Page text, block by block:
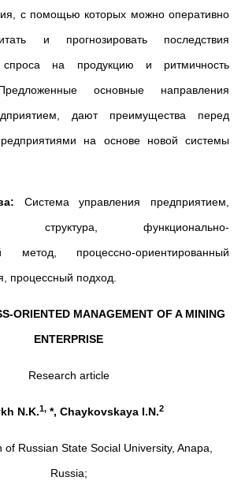
с помощью которых можно оперативно
и прогнозировать последствия
спроса на продукцию и ритмичность
основные направления
дают преимущества перед
на основе новой системы
Система управления предприятием,
структура, функционально-
метод, процессно-ориентированный
процессный подход.
ORIENTED MANAGEMENT OF A MINING
ENTERPRISE
Research article
N.K.1,*, Chaykovskaya I.N.2
of Russian State Social University, Anapa,
Russia;